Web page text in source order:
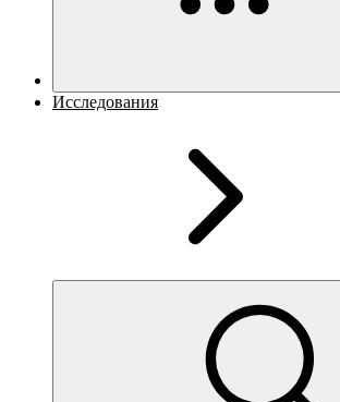
Исследования